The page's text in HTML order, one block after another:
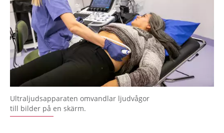
Ultraljudsapparaten omvandlar ljudvågor
till bilder på en skärm.